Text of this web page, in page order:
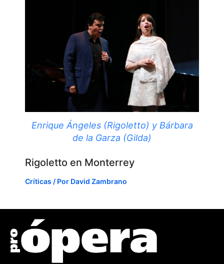
Enrique Ángeles (Rigoletto) y Bárbara
de la Garza (Gilda)
Rigoletto en Monterrey
Críticas / Por David Zambrano